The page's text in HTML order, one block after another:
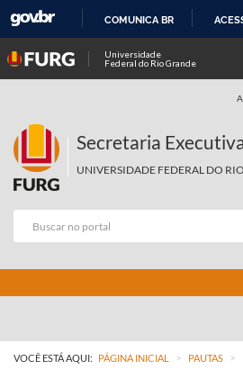
COMUNICA BR
Universidade
Federal do Rio Grande
Secretaria
UNIVERSIDADE FEDERAL DO
VOCÊ ESTÁ AQUI: PÁGINA INICIAL > PAUTAS >